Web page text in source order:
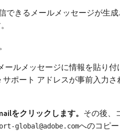
できるメールメッセージが生
ルメッセージに情報を貼り付
サポート アドレスが事前入力
をクリックします。 その後、
global@adobe.comへのコピ